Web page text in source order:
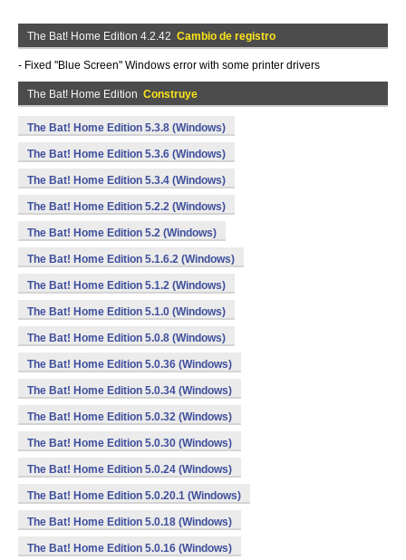
The Bat! Home Edition 4.2.42 Cambio de registro
- Fixed "Blue Screen" Windows error with some printer drivers
The Bat! Home Edition Construye
The Bat! Home Edition 5.3.8 (Windows)
The Bat! Home Edition 5.3.6 (Windows)
The Bat! Home Edition 5.3.4 (Windows)
The Bat! Home Edition 5.2.2 (Windows)
The Bat! Home Edition 5.2 (Windows)
The Bat! Home Edition 5.1.6.2 (Windows)
The Bat! Home Edition 5.1.2 (Windows)
The Bat! Home Edition 5.1.0 (Windows)
The Bat! Home Edition 5.0.8 (Windows)
The Bat! Home Edition 5.0.36 (Windows)
The Bat! Home Edition 5.0.34 (Windows)
The Bat! Home Edition 5.0.32 (Windows)
The Bat! Home Edition 5.0.30 (Windows)
The Bat! Home Edition 5.0.24 (Windows)
The Bat! Home Edition 5.0.20.1 (Windows)
The Bat! Home Edition 5.0.18 (Windows)
The Bat! Home Edition 5.0.16 (Windows)